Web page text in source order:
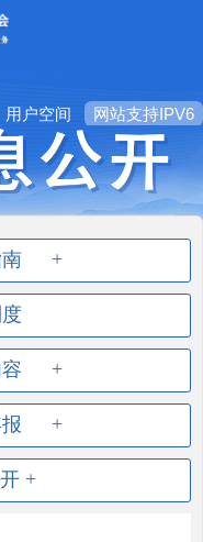
用户空间 网站支持IPV6